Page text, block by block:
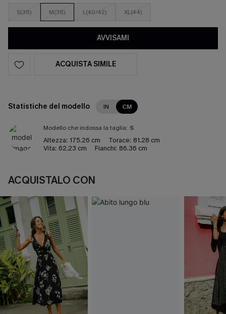
S(36) M(38) L(40/42) XL(44)
AVVISAMI
ACQUISTA SIMILE
Statistiche del modello IN CM
Modello che indossa la taglia: S
Altezza: 175.26 cm Torace: 81.28 cm
Vita: 62.23 cm Fianchi: 86.36 cm
ACQUISTALO CON